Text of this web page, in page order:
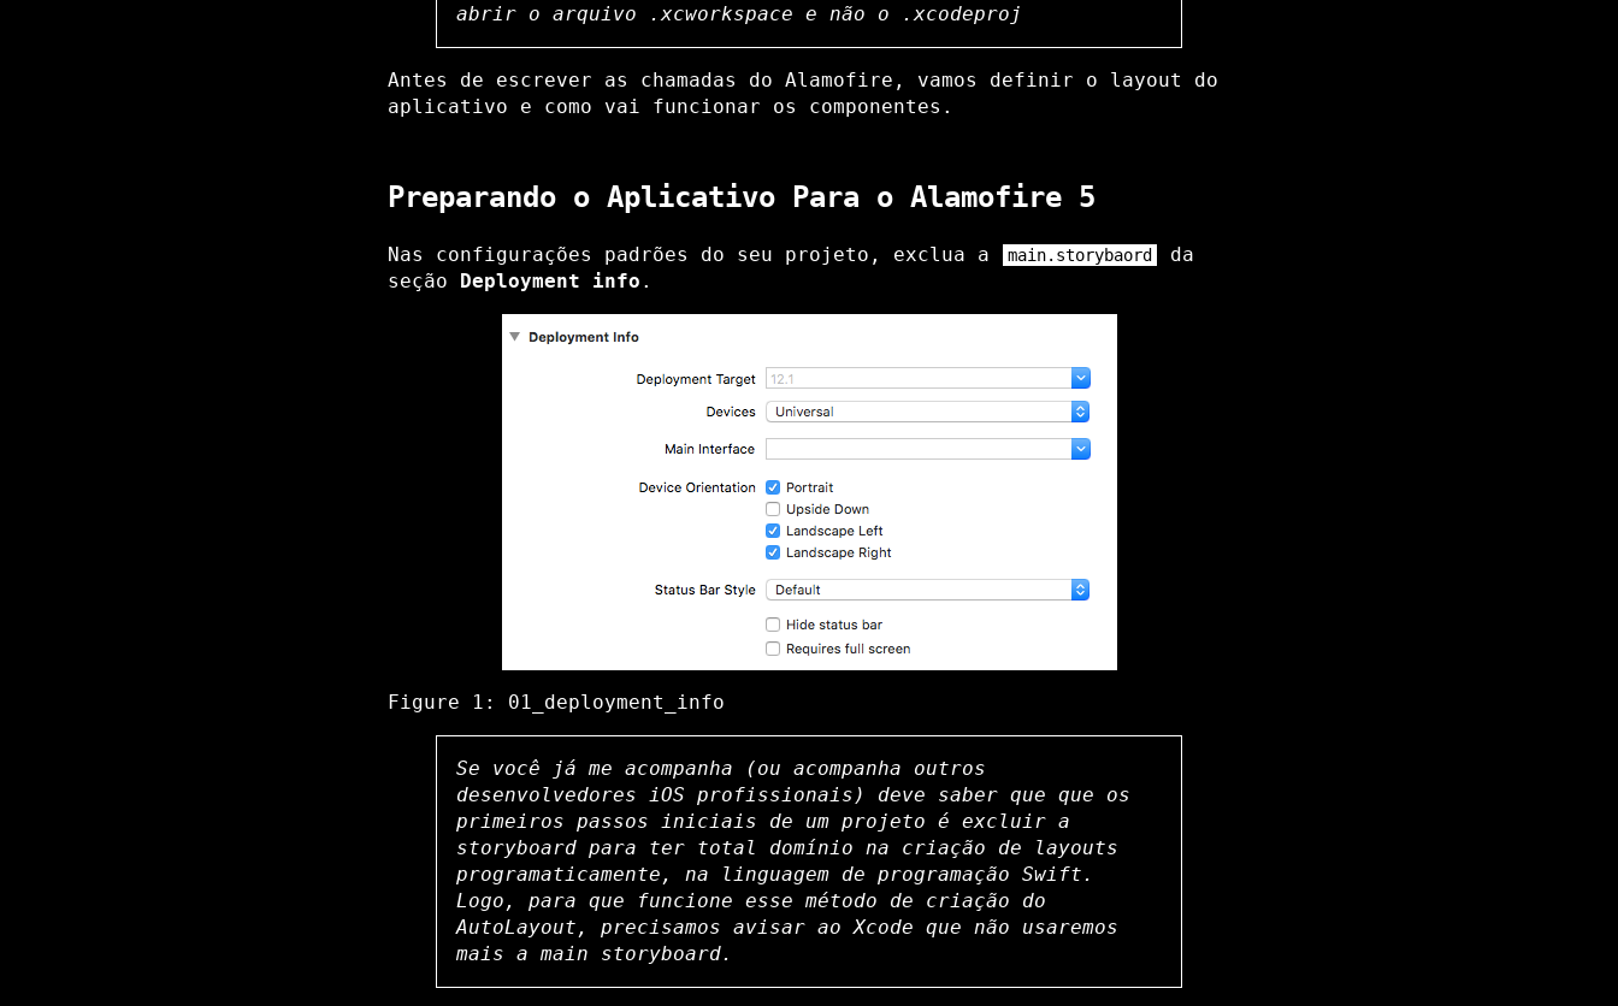
abrir o arquivo .xcworkspace e não o .xcodeproj
Antes de escrever as chamadas do Alamofire, vamos definir o layout do
aplicativo e como vai funcionar os componentes.
Preparando o Aplicativo Para o Alamofire 5
Nas configurações padrões do seu projeto, exclua a main.storybaord
da
seção Deployment info .
Figure 1: 01_deployment_info
Se você já me acompanha (ou acompanha outros
desenvolvedores iOS profissionais) deve saber que que os
primeiros passos iniciais de um projeto é excluir a
storyboard para ter total domínio na criação de layouts
programaticamente, na linguagem de programação Swift.
Logo, para que funcione esse método de criação do
AutoLayout, precisamos avisar ao Xcode que não usaremos
mais a main storyboard.